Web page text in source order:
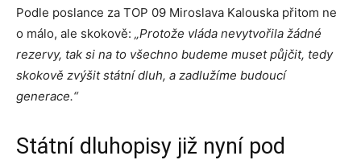
Podle poslance za TOP 09 Miroslava Kalouska přitom ne
o málo, ale skokově: „Protože vláda nevytvořila žádné
rezervy, tak si na to všechno budeme muset půjčit, tedy
skokově zvýšit státní dluh, a zadlužíme budoucí
generace.“
Státní dluhopisy již nyní pod